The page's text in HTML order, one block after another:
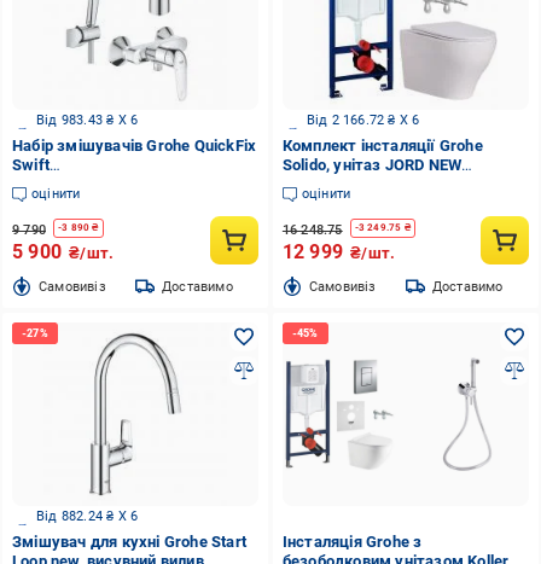
Від 983.43 ₴ X 6
Набір змішувачів Grohe QuickFix
Swift
(24318001+24333001+26943001)
оцінити
9 790 -3 890 ₴
5 900 ₴/шт.
Cамовивіз Доставимо
Від 2 166.72 ₴ X 6
Комплект інсталяції Grohe
Solido, унітаз JORD NEW
TORNADO, клавіша Arena хром
оцінити
16 248.75 -3 249.75 ₴
12 999 ₴/шт.
Cамовивіз Доставимо
Від 882.24 ₴ X 6
Змішувач для кухні Grohe Start
Інсталяція Grohe з